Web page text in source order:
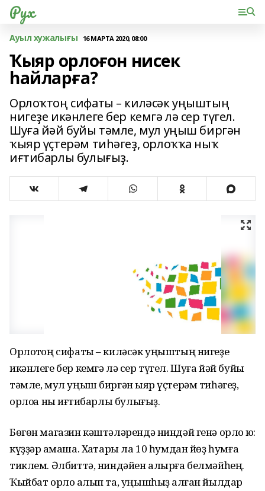
Рух
Ауыл хужалығы 16 МАРТА 2020, 08:00
Ҡыяр орлоғон нисек
һайларға?
Орлоҡтоң сифаты – киләсәк уңыштың
нигеҙе икәнлеге бер кемгә лә сер түгел.
Шуға йәй буйы тәмле, мул уңыш биргән
ҡыяр үҫтерәм тиһәгеҙ, орлоҡҡа ныҡ
иғтибарлы булығыҙ.
Орлоҡтоң сифаты – киләсәк уңыштың нигеҙе
икәнлеге бер кемгә лә сер түгел. Шуға йәй буйы
тәмле, мул уңыш биргән ҡыяр үҫтерәм тиһәгеҙ,
орлоҡҡа ныҡ иғтибарлы булығыҙ.
Бөгөн магазин кәштәләрендә ниндәй генә орлоҡ юҡ:
күҙҙәр ҡамаша. Хаҡтары ла 10 һумдан йөҙ һумға
тиклем. Әлбиттә, ниндәйен алырға белмәйһең.
Ҡыйбат орлоҡ алып та, уңышһыҙ ҡалған йылдар